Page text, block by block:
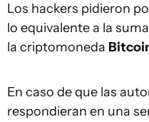
Los hackers pidieron
lo equivalente a la
la criptomoneda
En caso de que las
respondieran en una